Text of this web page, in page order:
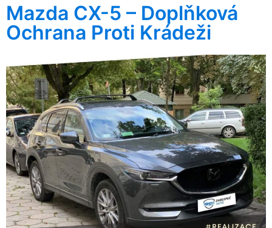
Mazda CX-5 – Doplňková
Ochrana Proti Krádeži